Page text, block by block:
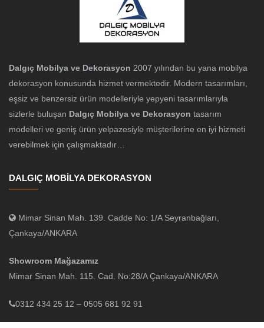
Dalgıç Mobilya ve Dekorasyon 2007 yılından bu yana mobilya
dekorasyon konusunda hizmet vermektedir. Modern tasarımları,
eşsiz ve benzersiz ürün modelleriyle yepyeni tasarımlarıyla
sizlerle buluşan Dalgıç Mobilya ve Dekorasyon tasarım
modelleri ve geniş ürün yelpazesiyle müşterilerine en iyi hizmeti
verebilmek için çalışmaktadır…
DALGIÇ MOBİLYA DEKORASYON
Mimar Sinan Mah. 139. Cadde No: 1/A Seyranbağları,
Çankaya/ANKARA
Showroom Mağazamız
Mimar Sinan Mah. 115. Cad. No:28/A Çankaya/ANKARA
0312 434 25 12 – 0505 681 92 91